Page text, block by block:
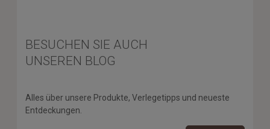
BESUCHEN SIE AUCH
UNSEREN BLOG
Alles über unsere Produkte, Verlegetipps und neueste
Entdeckungen.